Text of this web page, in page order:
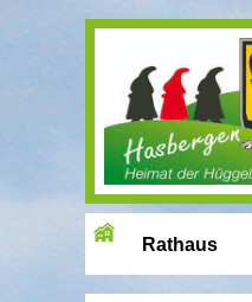
Rathaus